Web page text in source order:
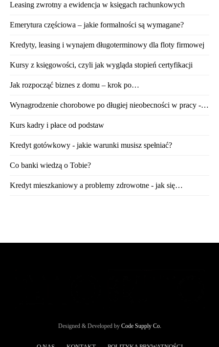
Leasing zwrotny a ewidencja w księgach rachunkowych
Emerytura częściowa – jakie formalności są wymagane?
Kredyty, leasing i wynajem długoterminowy dla floty firmowej
Kursy z księgowości, czyli jak wygląda stopień certyfikacji
Jak rozpocząć biznes z domu – krok po…
Wynagrodzenie chorobowe po długiej nieobecności w pracy -…
Kurs kadry i płace od podstaw
Kredyt gotówkowy - jakie warunki musisz spełniać?
Co banki wiedzą o Tobie?
Kredyt mieszkaniowy a problemy zdrowotne - jak się…
Designed & Developed by Code Supply Co.